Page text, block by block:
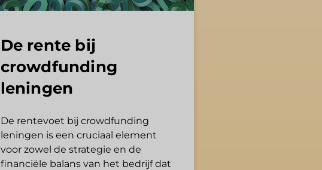
De rente bij
crowdfunding
leningen
De rentevoet bij crowdfunding
leningen is een cruciaal element
voor zowel de strategie en de
financiële balans van het bedrijf dat